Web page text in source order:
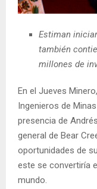
Estiman
también
millones de
En el Jueves
Ingenieros de
presencia de
general de Bear
oportunidades de
este se convertiría
mundo.